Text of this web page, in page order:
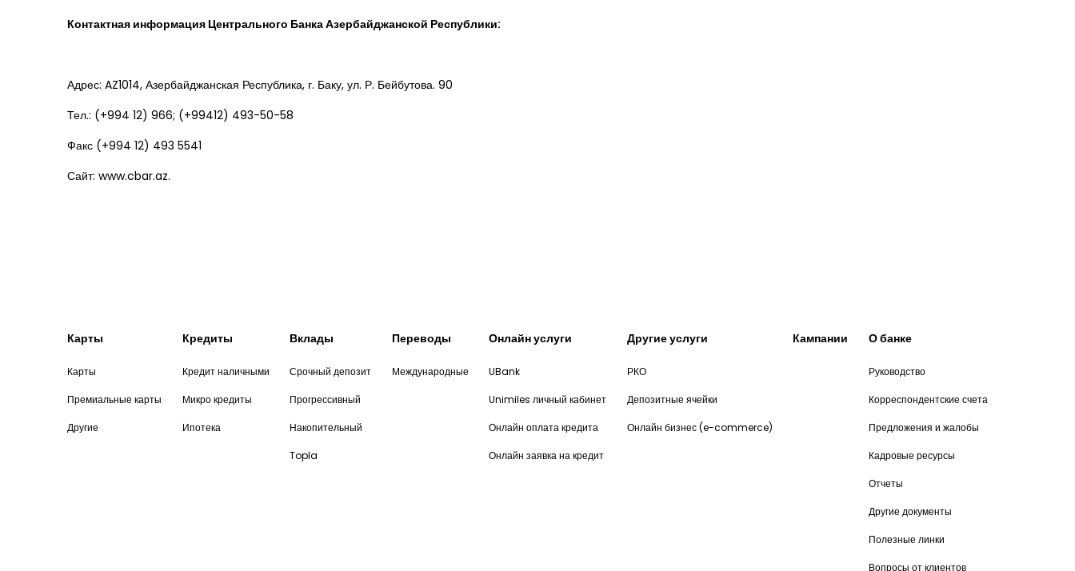
Контактная информация Центрального Банка Азербайджанской Республики:
Адрес: AZ1014, Азербайджанская Республика, г. Баку, ул. Р. Бейбутова. 90
Тел.: (+994 12) 966; (+99412) 493-50-58
Факс (+994 12) 493 5541
Сайт: www.cbar.az.
Карты
Карты
Премиальные карты
Другие
Кредиты
Кредит наличными
Микро кредиты
Ипотека
Вклады
Срочный депозит
Прогрессивный
Накопительный
Topla
Переводы
Международные
Онлайн услуги
UBank
Unimiles личный кабинет
Онлайн оплата кредита
Онлайн заявка на кредит
Другие услуги
РКО
Депозитные ячейки
Онлайн бизнес (e-commerce)
Кампании О банке
Руководство
Корреспондентские счета
Предложения и жалобы
Кадровые ресурсы
Отчеты
Другие документы
Полезные линки
Вопросы от клиентов